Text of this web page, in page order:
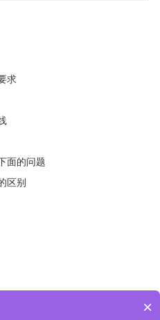
求
面的问题
区别
×